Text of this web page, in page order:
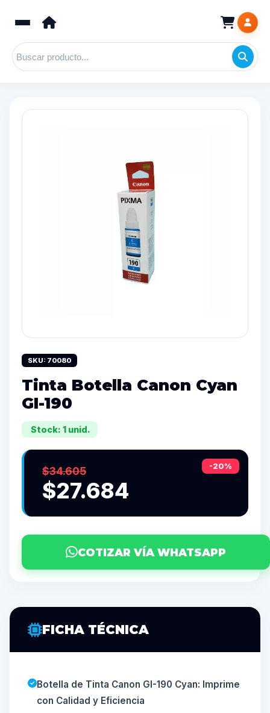
SKU: 70080
Tinta Botella Canon Cyan
GI-190
Stock: 1 unid.
-20%
$34.605
$27.684
COTIZAR VÍA WHATSAPP
FICHA TÉCNICA
Botella de Tinta Canon GI-190 Cyan: Imprime
con Calidad y Eficiencia